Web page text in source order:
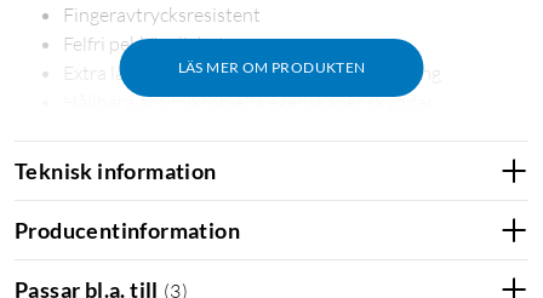
LÄS MER OM PRODUKTEN
Fingeravtrycksresistent
Felfri pekkänslighet
Extra lagers hållbarhet – utformad av Corning
Hållbara antimikrobiella egenskaper skyddar
iPhone 14-serien iPhone 14
Teknisk information
Producentinformation
Passar bl.a. till (3)